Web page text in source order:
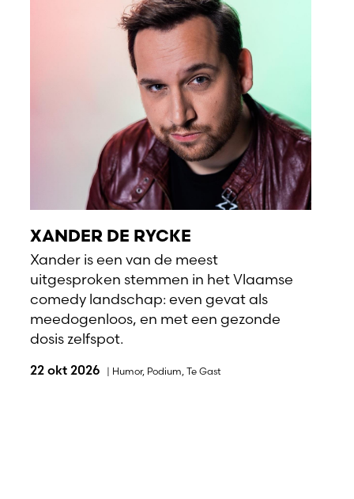
XANDER DE RYCKE
Xander is een van de meest
uitgesproken stemmen in het Vlaamse
comedy landschap: even gevat als
meedogenloos, en met een gezonde
dosis zelfspot.
22 okt 2026 | Humor, Podium, Te Gast